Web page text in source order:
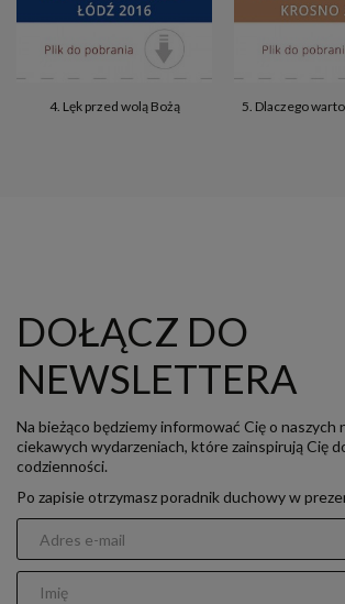
4. Lęk przed wolą Bożą 5. Dlaczego
DOŁĄCZ DO
NEWSLETTERA
Na bieżąco będziemy informować Cię o naszych
ciekawych wydarzeniach, które zainspirują Cię
codzienności.
Po zapisie otrzymasz poradnik duchowy w